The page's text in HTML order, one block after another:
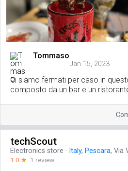
Tommaso
Jan 15, 2023
Ci siamo fermati per caso in
composto da un bar e un
techScout
Electronics store · Italy, Pescara, Via
1.0 ☆ 1 review